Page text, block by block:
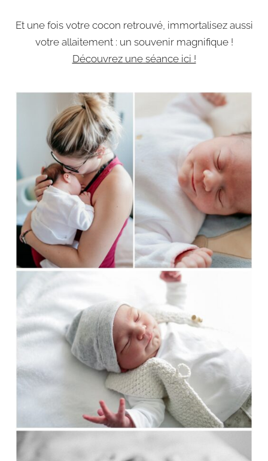
Et une fois votre cocon retrouvé, immortalisez aussi
votre allaitement : un souvenir magnifique !
Découvrez une séance ici !